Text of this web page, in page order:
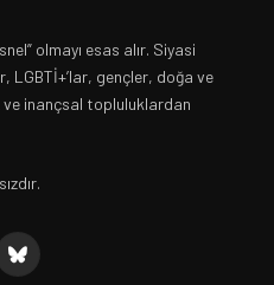
olmayı esas alır. Siyasi
LGBTİ+’lar, gençler, doğa ve
ve inançsal topluluklardan
Bluesky